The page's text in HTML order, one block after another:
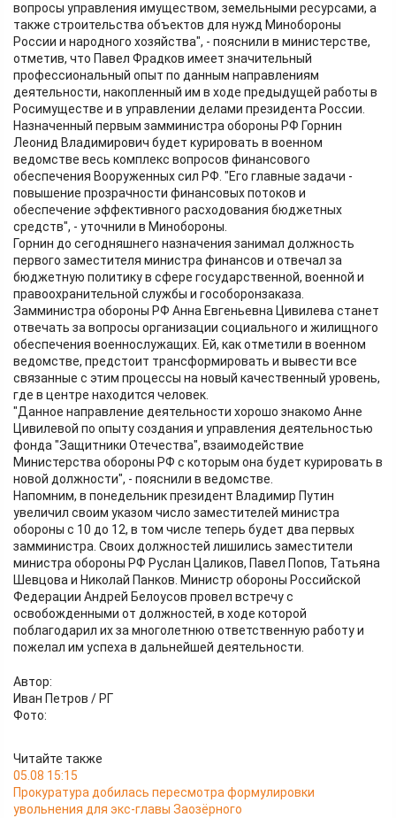
вопросы управления имуществом, земельными ресурсами, а
также строительства объектов для нужд Минобороны
России и народного хозяйства", - пояснили в министерстве,
отметив, что Павел Фрадков имеет значительный
профессиональный опыт по данным направлениям
деятельности, накопленный им в ходе предыдущей работы в
Росимуществе и в управлении делами президента России.
Назначенный первым замминистра обороны РФ Горнин
Леонид Владимирович будет курировать в военном
ведомстве весь комплекс вопросов финансового
обеспечения Вооруженных сил РФ. "Его главные задачи -
повышение прозрачности финансовых потоков и
обеспечение эффективного расходования бюджетных
средств", - уточнили в Минобороны.
Горнин до сегодняшнего назначения занимал должность
первого заместителя министра финансов и отвечал за
бюджетную политику в сфере государственной, военной и
правоохранительной службы и гособоронзаказа.
Замминистра обороны РФ Анна Евгеньевна Цивилева станет
отвечать за вопросы организации социального и жилищного
обеспечения военнослужащих. Ей, как отметили в военном
ведомстве, предстоит трансформировать и вывести все
связанные с этим процессы на новый качественный уровень,
где в центре находится человек.
"Данное направление деятельности хорошо знакомо Анне
Цивилевой по опыту создания и управления деятельностью
фонда "Защитники Отечества", взаимодействие
Министерства обороны РФ с которым она будет курировать в
новой должности", - пояснили в ведомстве.
Напомним, в понедельник президент Владимир Путин
увеличил своим указом число заместителей министра
обороны с 10 до 12, в том числе теперь будет два первых
замминистра. Своих должностей лишились заместители
министра обороны РФ Руслан Цаликов, Павел Попов, Татьяна
Шевцова и Николай Панков. Министр обороны Российской
Федерации Андрей Белоусов провел встречу с
освобожденными от должностей, в ходе которой
поблагодарил их за многолетнюю ответственную работу и
пожелал им успеха в дальнейшей деятельности.
Автор:
Иван Петров / РГ
Фото:
Читайте также
05.08 15:15
Прокуратура добилась пересмотра формулировки
увольнения для экс-главы Заозёрного